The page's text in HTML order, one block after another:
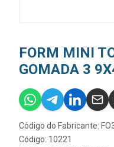
FORM MINI
GOMADA 3
Código do Fabricante:
Código: 10221